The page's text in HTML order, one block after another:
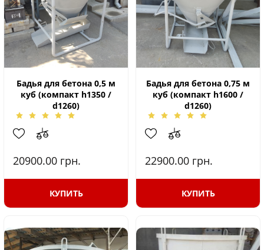
Бадья для бетона 0,5 м
куб (компакт h1350 /
d1260)
20900.00 грн.
КУПИТЬ
Бадья для бетона 0,75 м
куб (компакт h1600 /
d1260)
22900.00 грн.
КУПИТЬ